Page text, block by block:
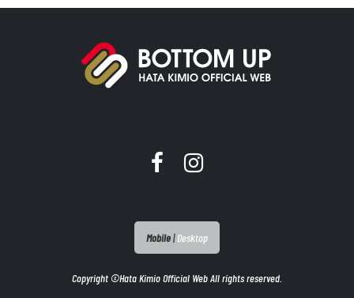
Mobile|Desktop
Copyright ©Hata Kimio Official Web All rights reserved.